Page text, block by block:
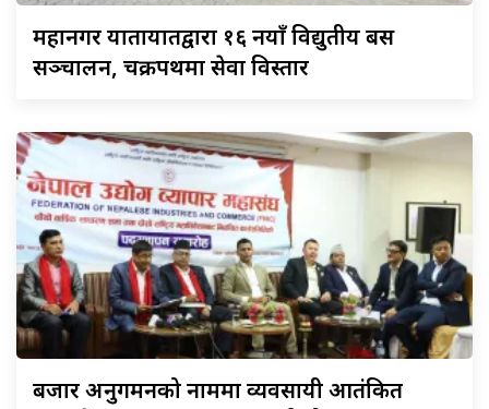
महानगरयातायातद्वारा १६ नयाँ विद्युतीय बस
सञ्चालन, चक्रपथमा सेवा विस्तार
बजारअनुगमनको नाममा व्यवसायी आतंकित